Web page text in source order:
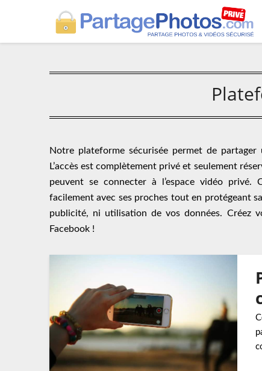
Notre plateforme sécurisée permet de
L’accès est complètement privé et seulement
peuvent se connecter à l’espace vidéo
facilement avec ses proches tout en protégeant
publicité, ni utilisation de vos données. Créez
Facebook !